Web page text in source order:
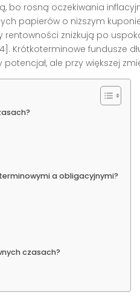
bo rosną oczekiwania
papierów o niższym
zniżkują po
Krótkoterminowe fundusze
ale przy większej
a obligacyjnymi?
czasach?